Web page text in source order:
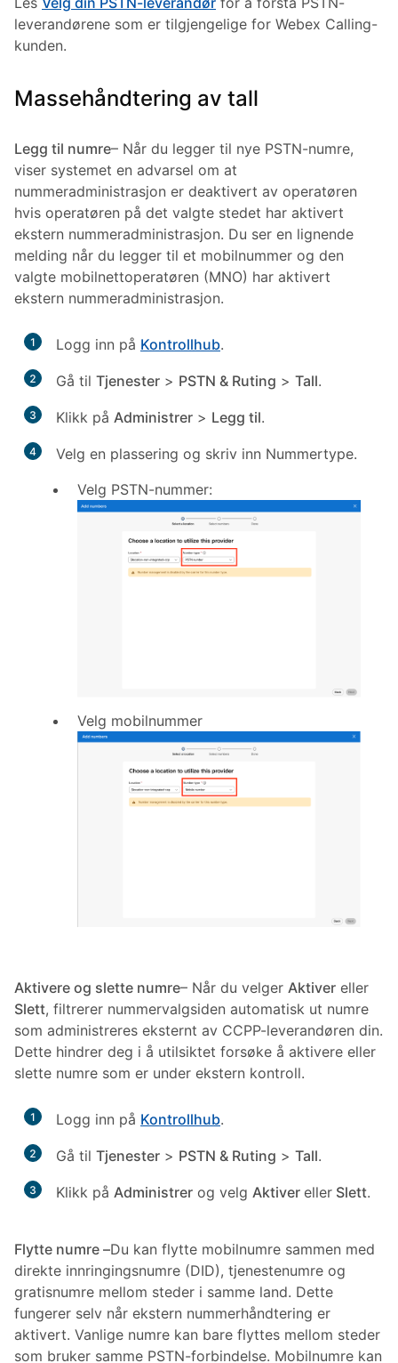
leverandørene som er tilgjengelige for Webex Calling-
kunden.
Massehåndtering av tall
Legg til numre– Når du legger til nye PSTN-numre,
viser systemet en advarsel om at
nummeradministrasjon er deaktivert av operatøren
hvis operatøren på det valgte stedet har aktivert
ekstern nummeradministrasjon. Du ser en lignende
melding når du legger til et mobilnummer og den
valgte mobilnettoperatøren (MNO) har aktivert
ekstern nummeradministrasjon.
1 Logg inn på Kontrollhub.
2 Gå til Tjenester > PSTN & Ruting > Tall.
3 Klikk på Administrer > Legg til.
4
Velg en plassering og skriv inn Nummertype.
Velg PSTN-nummer:
Velg mobilnummer
Aktivere og slette numre– Når du velger Aktiver eller
Slett, filtrerer nummervalgsiden automatisk ut numre
som administreres eksternt av CCPP-leverandøren din.
Dette hindrer deg i å utilsiktet forsøke å aktivere eller
slette numre som er under ekstern kontroll.
1 Logg inn på Kontrollhub.
2 Gå til Tjenester > PSTN & Ruting > Tall.
3 Klikk på Administrer og velg Aktiver eller Slett.
Flytte numre –Du kan flytte mobilnumre sammen med
direkte innringingsnumre (DID), tjenestenumre og
gratisnumre mellom steder i samme land. Dette
fungerer selv når ekstern nummerhåndtering er
aktivert. Vanlige numre kan bare flyttes mellom steder
som bruker samme PSTN-forbindelse. Mobilnumre kan